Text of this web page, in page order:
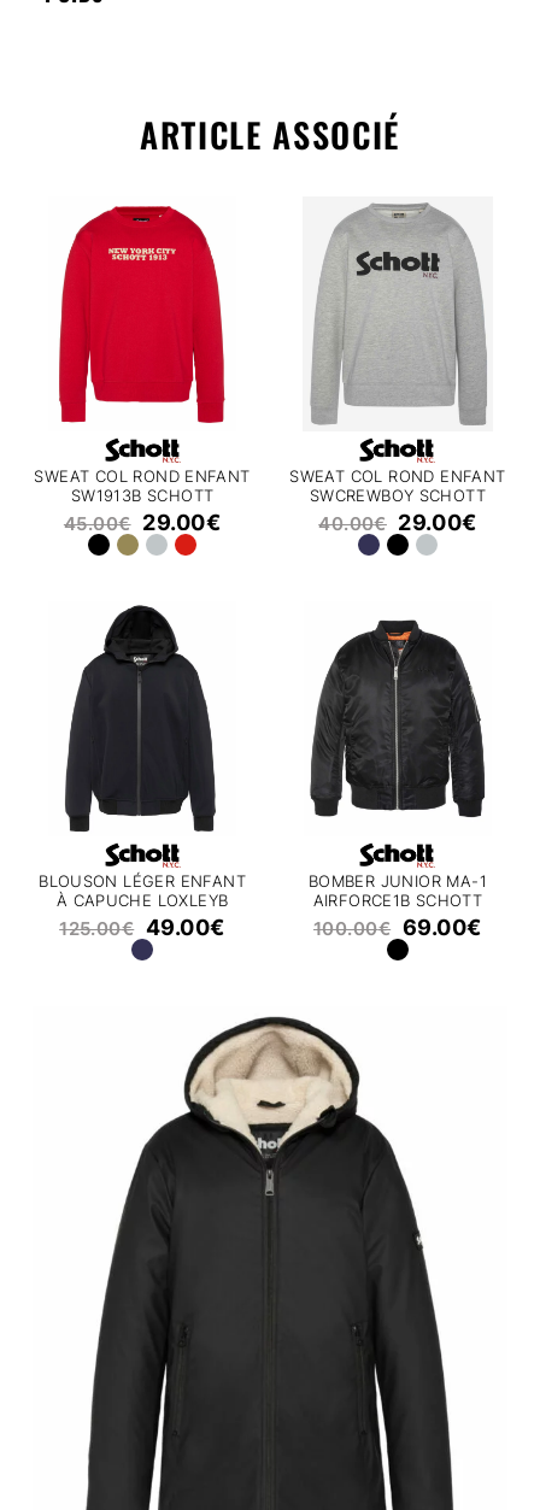
ARTICLE ASSOCIÉ
SWEAT COL ROND ENFANT
SW1913B SCHOTT
45.00€ 29.00€
SWEAT COL ROND ENFANT
SWCREWBOY SCHOTT
40.00€ 29.00€
BLOUSON LÉGER ENFANT
À CAPUCHE LOXLEYB
SCHOTT
125.00€ 49.00€
BOMBER JUNIOR MA-1
AIRFORCE1B SCHOTT
100.00€ 69.00€